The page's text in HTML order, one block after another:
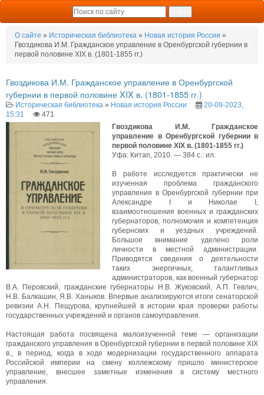
О сайте » Историческая библиотека » Новая история России »
Гвоздикова И.М. Гражданское управление в Оренбургской губернии в
первой половине XIX в. (1801-1855 гг.)
Гвоздикова И.М. Гражданское управление в Оренбургской
губернии в первой половине XIX в. (1801-1855 гг.)
Историческая библиотека » Новая история России
20-09-2023,
15:31
471
Гвоздикова И.М. Гражданское
управление в Оренбургской губернии в
первой половине XIX в. (1801-1855 гг.)
Уфа: Китап, 2010. — 384 с.: ил.
В работе исследуется практически не
изученная проблема гражданского
управления в Оренбургской губернии при
Александре I и Николае I,
взаимоотношения военных и гражданских
губернаторов, полномочия и компетенция
губернских и уездных учреждений.
Большое внимание уделено роли
личности в местной администрации.
Приводятся сведения о деятельности
таких энергичных, талантливых
администраторов, как военный губернатор
В.А. Перовский, гражданские губернаторы Н.В. Жуковский, А.П. Гевлич,
Н.В. Балкашин, Я.В. Ханыков. Впервые анализируются итоги сенаторской
ревизии А.Н. Пещурова, крупнейшей в истории края проверки работы
государственных учреждений и органов самоуправления.
Настоящая работа посвящена малоизученной теме — организации
гражданского управления в Оренбургской губернии в первой половине XIX
в., в период, когда в ходе модернизации государственного аппарата
Российской империи на смену коллежскому пришло министерское
управление, внесшее заметные изменения в систему местного
управления.